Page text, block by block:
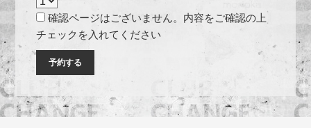
確認ページはございません。内容をご確認の上
チェックを入れてください